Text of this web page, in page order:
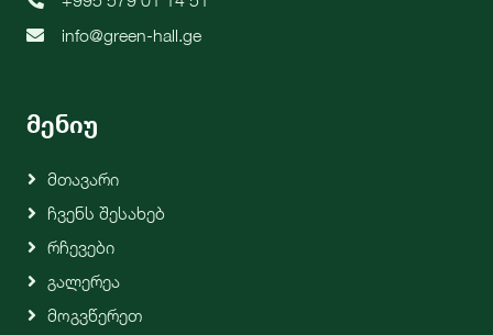
info@green-hall.ge
მენიუ
Მთავარი
Ჩვენს Შესახებ
Რჩევები
Გალერეა
Მოგვწერეთ